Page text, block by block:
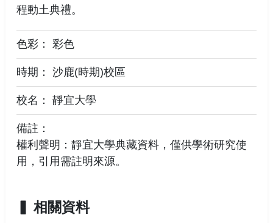
程動土典禮。
色彩： 彩色
時期： 沙鹿(時期)校區
校名： 靜宜大學
備註：
權利聲明：靜宜大學典藏資料，僅供學術研究使
用，引用需註明來源。
相關資料